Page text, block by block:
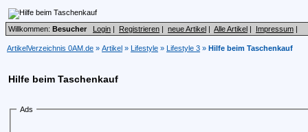
Willkommen: Besucher Login | Registrieren | neue Artikel | Alle Artikel | Impressum |
ArtikelVerzeichnis 0AM.de » Artikel » Lifestyle » Lifestyle 3 » Hilfe beim Taschenkauf
Hilfe beim Taschenkauf
Ads